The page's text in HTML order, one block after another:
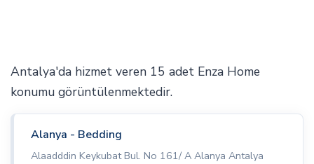
Antalya'da hizmet veren 15 adet Enza Home
konumu görüntülenmektedir.
Alanya - Bedding
Alaadddin Keykubat Bul. No 161/ A Alanya Antalya